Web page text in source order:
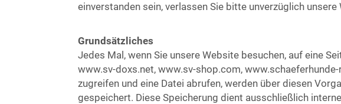
einverstanden sein, verlassen Sie bitte unverzüglich unsere
Grundsätzliches
Jedes Mal, wenn Sie unsere Website besuchen, auf eine
www.sv-doxs.net, www.sv-shop.com,
zugreifen und eine Datei abrufen, werden über diesen
gespeichert. Diese Speicherung dient ausschließlich